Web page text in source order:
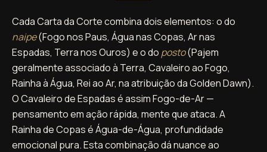
Cada Carta da Corte combina dois elementos: o do
naipe(Fogo nos Paus, Água nas Copas, Ar nas
Espadas, Terra nos Ouros) e o do posto(Pajem
geralmente associado à Terra, Cavaleiro ao Fogo,
Rainha à Água, Rei ao Ar, na atribuição da Golden Dawn).
O Cavaleiro de Espadas é assim Fogo-de-Ar —
pensamento em ação rápida, mente que ataca. A
Rainha de Copas é Água-de-Água, profundidade
emocional pura. Esta combinação dá nuance ao